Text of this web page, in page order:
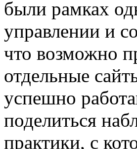
были рамках
управлении и
что возможно
отдельные
успешно
поделиться
практики, с